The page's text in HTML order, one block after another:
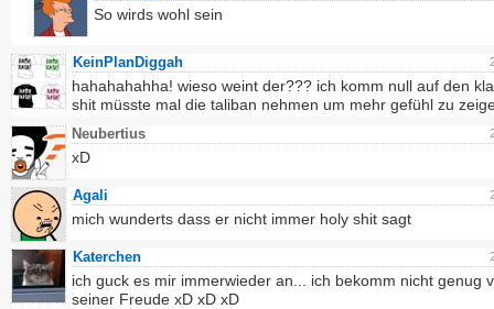
So wirds wohl sein
KeinPlanDiggah
hahahahahha! wieso weint der??? ich komm null auf den
shit müsste mal die taliban nehmen um mehr gefühl zu
Neubertius
xD
Agali
mich wunderts dass er nicht immer holy shit sagt
Katerchen
ich guck es mir immerwieder an... ich bekomm nicht genug
seiner Freude xD xD xD